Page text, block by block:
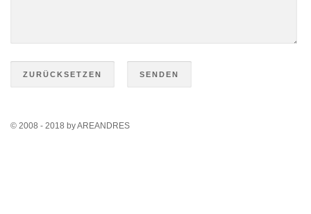
© 2008 - 2018 by AREANDRES